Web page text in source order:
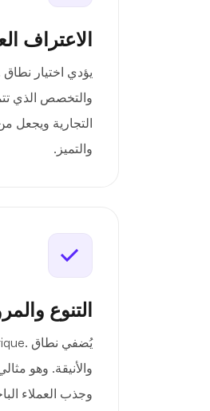
الاعتراف
والتخصص الذي
التجارية ويجعل
والتميز.
التنوع
والأنيقة. وهو
وجذب العملاء